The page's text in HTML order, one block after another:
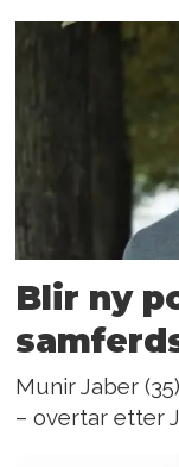
Blir ny
Munir Jaber
– overtar etter